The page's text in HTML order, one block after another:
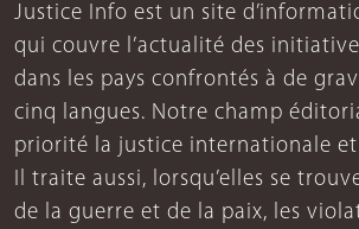
Justice Info est un site
qui couvre l’actualité des
dans les pays confrontés à de
cinq langues. Notre champ
priorité la justice internationale
Il traite aussi, lorsqu’elles se
de la guerre et de la paix, les